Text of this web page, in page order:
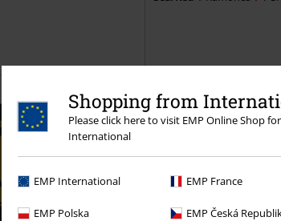
Shopping from
Please click here to visit EMP Online Shop
International
EMP International EMP France
EMP Polska EMP Česká